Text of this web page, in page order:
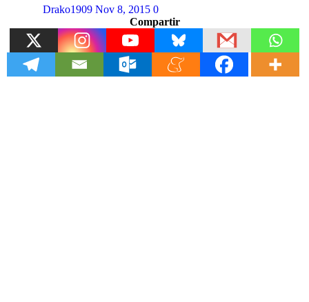
Drako1909 Nov 8, 2015 0
Compartir